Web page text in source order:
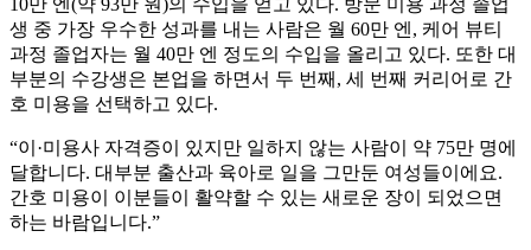
10만 엔(약 93만 원)의 수입을 얻고 있다. 방문 미용 과정 졸업
생 중 가장 우수한 성과를 내는 사람은 월 60만 엔, 케어 뷰티
과정 졸업자는 월 40만 엔 정도의 수입을 올리고 있다. 또한 대
부분의 수강생은 본업을 하면서 두 번째, 세 번째 커리어로 간
호 미용을 선택하고 있다.
“이·미용사 자격증이 있지만 일하지 않는 사람이 약 75만 명에
달합니다. 대부분 출산과 육아로 일을 그만둔 여성들이에요.
간호 미용이 이분들이 활약할 수 있는 새로운 장이 되었으면
하는 바람입니다.”